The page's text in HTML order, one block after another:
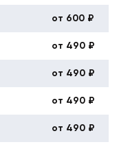
от 600 ₽
от 490 ₽
от 490 ₽
от 490 ₽
от 490 ₽